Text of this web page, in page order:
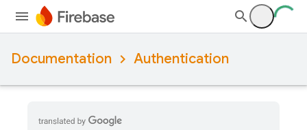
Documentation Authentication